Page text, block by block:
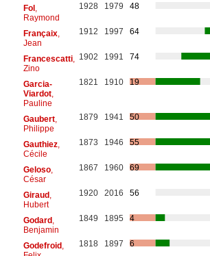
Fol,
Raymond
1928 1979 48
Françaix,
Jean
1912 1997 64
Francescatti,
Zino
1902 1991 74
Garcia-
Viardot,
Pauline
1821 1910 19
Gaubert,
Philippe
1879 1941 50
Gauthiez,
Cécile
1873 1946 55
Geloso,
César
1867 1960 69
Giraud,
Hubert
1920 2016 56
Godard,
Benjamin
1849 1895 4
Godefroid,
1818 1897 6